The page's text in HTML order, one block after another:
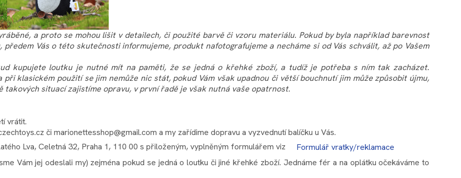
a proto se mohou lišit v detailech, či použité barvě či vzoru materiálu. Pokud by byla například barevnost
Vás o této skutečnosti informujeme, produkt nafotografujeme a necháme si od Vás schválit, až po Vašem
kupujete loutku je nutné mít na paměti, že se jedná o křehké zboží, a tudíž je potřeba s ním tak zacházet.
klasickém použití se jim nemůže nic stát, pokud Vám však upadnou či větší bouchnutí jim může způsobit újmu,
takových situací zajistíme opravu, v první řadě je však nutná vaše opatrnost.
vrátit.
či marionettesshop@gmail.com a my zařídime dopravu a vyzvednutí balíčku u Vás.
Lva, Celetná 32, Praha 1, 110 00 s přiloženým, vyplněným formulářem viz
Formulář vratky/reklamace
Vám jej odeslali my) zejména pokud se jedná o loutku či jiné křehké zboží. Jednáme fér a na oplátku očekáváme to